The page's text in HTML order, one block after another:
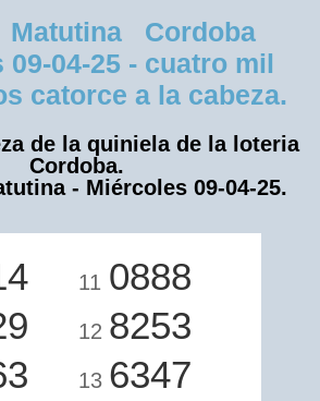
Cordoba
09-04-25 - cuatro mil
catorce a la cabeza.
de la quiniela de la loteria
Cordoba.
- Miércoles 09-04-25.
11 0888
12 8253
13 6347